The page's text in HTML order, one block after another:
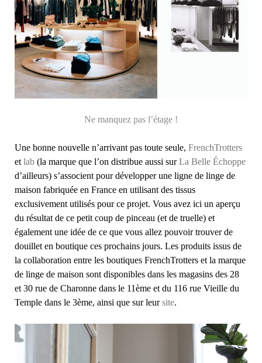
Ne manquez pas l’étage !
Une bonne nouvelle n’arrivant pas toute seule, FrenchTrotters
etlab (la marque que l’on distribue aussi surLa Belle Échoppe
d’ailleurs) s’associent pour développer une ligne de linge de
maison fabriquée en France en utilisant des tissus
exclusivement utilisés pour ce projet. Vous avez ici un aperçu
du résultat de ce petit coup de pinceau (et de truelle) et
également une idée de ce que vous allez pouvoir trouver de
douillet en boutique ces prochains jours. Les produits issus de
la collaboration entre les boutiques FrenchTrotters et la marque
de linge de maison sont disponibles dans les magasins des 28
et 30 rue de Charonne dans le 11ème et du 116 rue Vieille du
Temple dans le 3ème, ainsi que sur leursite.